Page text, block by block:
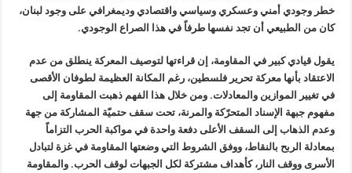
خطر وجودي أمني وعسكري وسياسي واقتصادي وديمغرافي على وجود لبنان،
كان من الطبيعي أن تجد نفسها طرفاً في هذا الصراع الوجودي.
يقول قيادي كبير في المقاومة، إن قراءتها لتوصيف المعركة ينطلق من عدم
الاعتقاد بأنها معركة تحرير فلسطين، رغم المكانة العظيمة لطوفان الأقصى
في تغيير الموازين والمعادلات. ومن خلال هذا الفهم ذهبت المقاومة إلى
مفهوم جبهة الإسناد المتحرّكة والمرنة، تحت سقف حتميّة المشاركة من جهة
وعدم الذهاب إلى السقف الأعلى دفعة واحدة في مواكبة الحرب التزاماً
بمعادلة الربح بالنقاط، ووفق الشروط التي وضعتها المقاومة في غزة لتبادل
الأسرى ووقف النار، كأهداف مشتركة لكل الجبهات لوقف الحرب. والمقاومة